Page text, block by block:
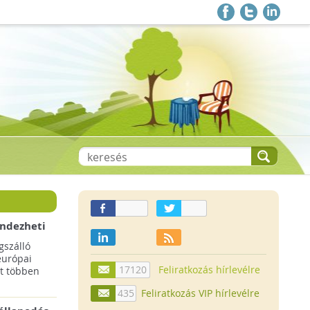
többen
17120
Feliratkozás hírlevélre
435
Feliratkozás VIP hírlevélre